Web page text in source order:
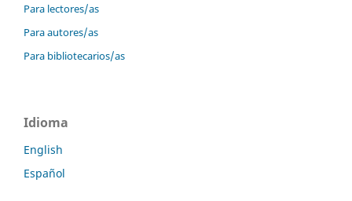
Para lectores/as
Para autores/as
Para bibliotecarios/as
Idioma
English
Español